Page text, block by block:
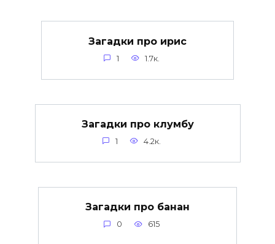
Загадки про ирис
1 1.7к.
Загадки про клумбу
1 4.2к.
Загадки про банан
0 615